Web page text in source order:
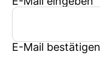
E-Mail bestätigen